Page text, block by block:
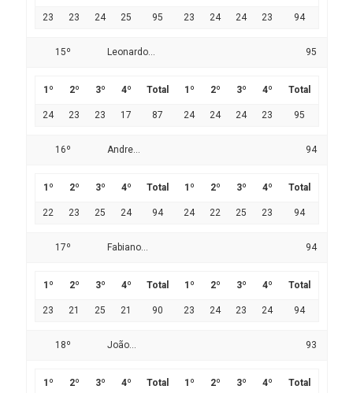
23 23 24 25 95 23 24 24 23 94
15º Leonardo... 95
1º 2º 3º 4º Total 1º 2º 3º 4º Total
24 23 23 17 87 24 24 24 23 95
16º Andre... 94
1º 2º 3º 4º Total 1º 2º 3º 4º Total
22 23 25 24 94 24 22 25 23 94
17º Fabiano... 94
1º 2º 3º 4º Total 1º 2º 3º 4º Total
23 21 25 21 90 23 24 23 24 94
18º João... 93
1º 2º 3º 4º Total 1º 2º 3º 4º Total